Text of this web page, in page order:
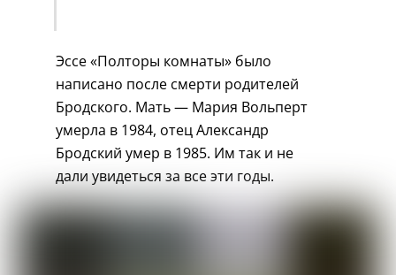
Эссе «Полторы комнаты» было
написано после смерти родителей
Бродского. Мать — Мария Вольперт
умерла в 1984, отец Александр
Бродский умер в 1985. Им так и не
дали увидеться за все эти годы.